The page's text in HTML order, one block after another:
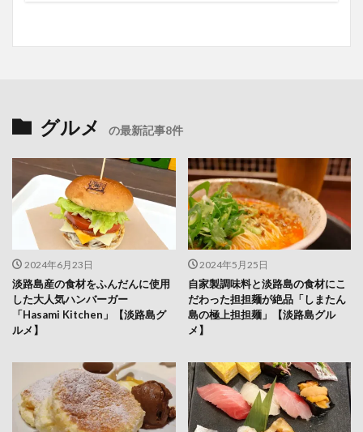
グルメ の最新記事8件
2024年6月23日
淡路島産の食材をふんだんに使用
した大人気ハンバーガー
「Hasami Kitchen」【淡路島グ
ルメ】
2024年5月25日
自家製調味料と淡路島の食材にこ
だわった担担麺が絶品「しまたん
島の極上担担麺」【淡路島グル
メ】